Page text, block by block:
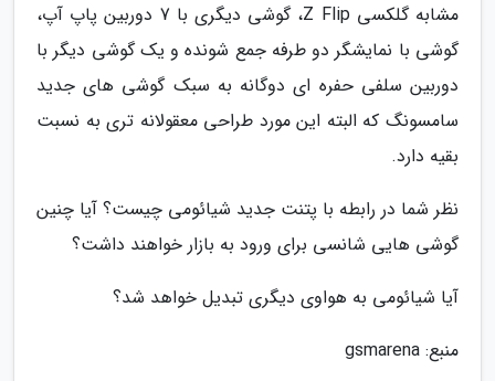
مشابه گلکسی Z Flip، گوشی دیگری با 7 دوربین پاپ آپ،
گوشی با نمایشگر دو طرفه جمع شونده و یک گوشی دیگر با
دوربین سلفی حفره ای دوگانه به سبک گوشی های جدید
سامسونگ که البته این مورد طراحی معقولانه تری به نسبت
بقیه دارد.
نظر شما در رابطه با پتنت جدید شیائومی چیست؟ آیا چنین
گوشی هایی شانسی برای ورود به بازار خواهند داشت؟
آیا شیائومی به هواوی دیگری تبدیل خواهد شد؟
منبع: gsmarena